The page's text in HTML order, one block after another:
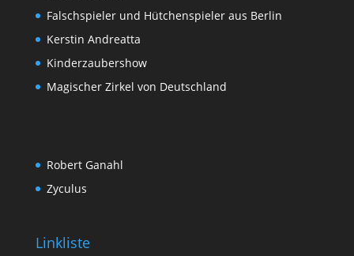
Falschspieler und Hütchenspieler aus Berlin
Kerstin Andreatta
Kinderzaubershow
Magischer Zirkel von Deutschland
Robert Ganahl
Zyculus
Linkliste